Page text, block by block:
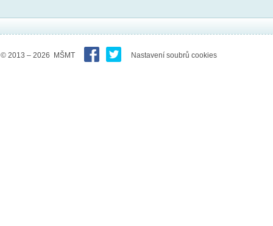
© 2013 – 2026 MŠMT Nastavení soubrů cookies